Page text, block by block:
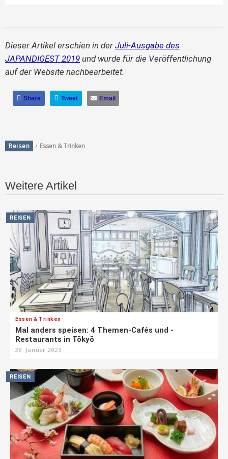
Dieser Artikel erschien in der Juli-Ausgabe des
JAPANDIGEST 2019 und wurde für die Veröffentlichung
auf der Website nachbearbeitet.
Share Tweet Email
Reisen / Essen & Trinken
Weitere Artikel
REISEN
Essen & Trinken
Mal anders speisen: 4 Themen-Cafés und -
Restaurants in Tōkyō
28. Januar 2023
REISEN